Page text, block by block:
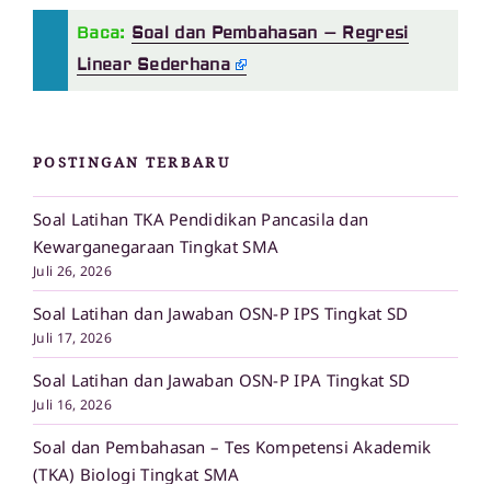
Baca: Soal dan Pembahasan – Regresi
Linear Sederhana
POSTINGAN TERBARU
Soal Latihan TKA Pendidikan Pancasila dan
Kewarganegaraan Tingkat SMA
Juli 26, 2026
Soal Latihan dan Jawaban OSN-P IPS Tingkat SD
Juli 17, 2026
Soal Latihan dan Jawaban OSN-P IPA Tingkat SD
Juli 16, 2026
Soal dan Pembahasan – Tes Kompetensi Akademik
(TKA) Biologi Tingkat SMA